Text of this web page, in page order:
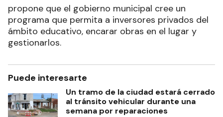
propone que el gobierno municipal cree un
programa que permita a inversores privados del
ámbito educativo, encarar obras en el lugar y
gestionarlos.
Puede interesarte
Un tramo de la ciudad estará cerrado
al tránsito vehicular durante una
semana por reparaciones